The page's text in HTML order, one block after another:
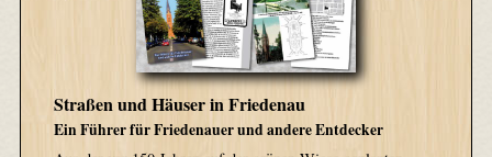
Straßen und Häuser in Friedenau
Ein Führer für Friedenauer und andere Entdecker